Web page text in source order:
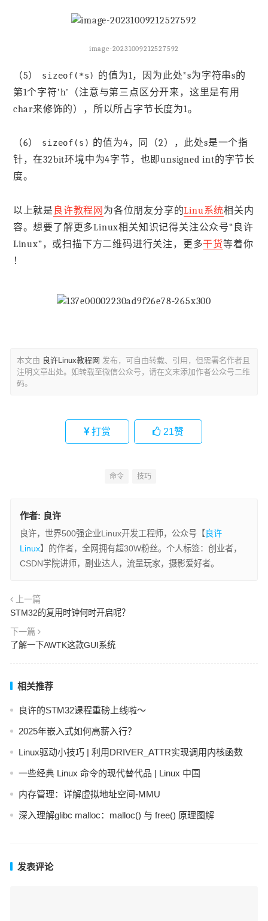
image-20231009212527592
（5） sizeof(*s)
的值为1，因为此处*s为字符串s的
第1个字符‘h’（注意与第三点区分开来，这里是有用
char来修饰的），所以所占字节长度为1。
（6） sizeof(s)
的值为4，同（2），此处s是一个指
针，在32bit环境中为4字节，也即unsigned int的字节长
度。
以上就是 良许教程网 为各位朋友分享的Linu系统相关内
容。想要了解更多Linux相关知识记得关注公众号“良许
Linux”，或扫描下方二维码进行关注，更多干货等着你
！
本文由 良许Linux教程网 发布，可自由转载、引用，但需署名作者且
注明文章出处。如转载至微信公众号，请在文末添加作者公众号二维
码。
打赏 21赞
命令 技巧
作者: 良许
良许，世界500强企业Linux开发工程师，公众号【 良许
Linux】的作者，全网拥有超30W粉丝。个人标签：创业者，
CSDN学院讲师，副业达人，流量玩家，摄影爱好者。
上一篇
STM32的复用时钟何时开启呢？
下一篇
了解一下AWTK这款GUI系统
相关推荐
良许的STM32课程重磅上线啦～
2025年嵌入式如何高薪入行？
Linux驱动小技巧 | 利用DRIVER_ATTR实现调用内核函数
一些经典 Linux 命令的现代替代品 | Linux 中国
内存管理：详解虚拟地址空间-MMU
深入理解glibc malloc：malloc() 与 free() 原理图解
发表评论